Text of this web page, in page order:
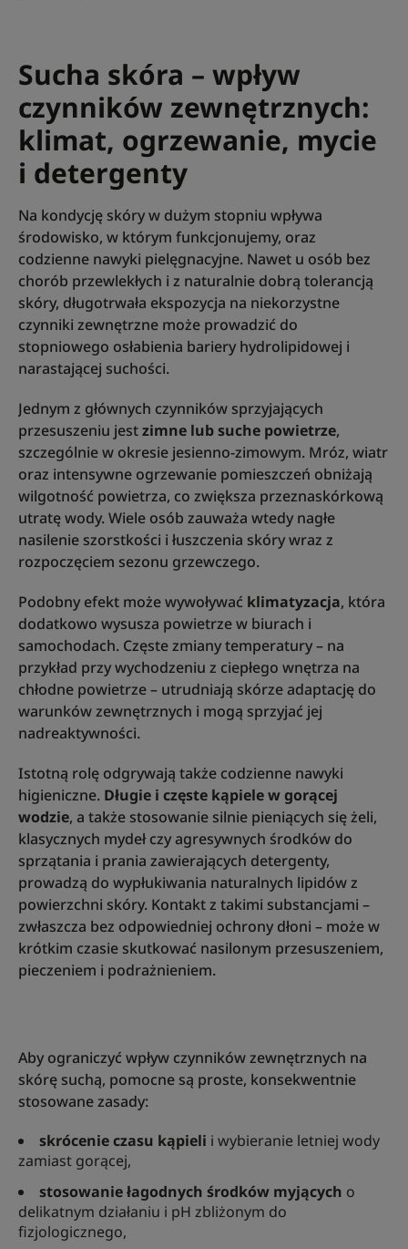
Sucha skóra – wpływ
czynników zewnętrznych:
klimat, ogrzewanie, mycie
i detergenty
Na kondycję skóry w dużym stopniu wpływa
środowisko, w którym funkcjonujemy, oraz
codzienne nawyki pielęgnacyjne. Nawet u osób bez
chorób przewlekłych i z naturalnie dobrą tolerancją
skóry, długotrwała ekspozycja na niekorzystne
czynniki zewnętrzne może prowadzić do
stopniowego osłabienia bariery hydrolipidowej i
narastającej suchości.
Jednym z głównych czynników sprzyjających
przesuszeniu jestzimne lub suche powietrze,
szczególnie w okresie jesienno‑zimowym. Mróz, wiatr
oraz intensywne ogrzewanie pomieszczeń obniżają
wilgotność powietrza, co zwiększa przeznaskórkową
utratę wody. Wiele osób zauważa wtedy nagłe
nasilenie szorstkości i łuszczenia skóry wraz z
rozpoczęciem sezonu grzewczego.
Podobny efekt może wywoływać klimatyzacja, która
dodatkowo wysusza powietrze w biurach i
samochodach. Częste zmiany temperatury – na
przykład przy wychodzeniu z ciepłego wnętrza na
chłodne powietrze – utrudniają skórze adaptację do
warunków zewnętrznych i mogą sprzyjać jej
nadreaktywności.
Istotną rolę odgrywają także codzienne nawyki
higieniczne. Długie i częste kąpiele w gorącej
wodzie, a także stosowanie silnie pieniących się żeli,
klasycznych mydeł czy agresywnych środków do
sprzątania i prania zawierających detergenty,
prowadzą do wypłukiwania naturalnych lipidów z
powierzchni skóry. Kontakt z takimi substancjami –
zwłaszcza bez odpowiedniej ochrony dłoni – może w
krótkim czasie skutkować nasilonym przesuszeniem,
pieczeniem i podrażnieniem.
Aby ograniczyć wpływ czynników zewnętrznych na
skórę suchą, pomocne są proste, konsekwentnie
stosowane zasady:
skrócenie czasu kąpieli i wybieranie letniej wody
zamiast gorącej,
stosowanie łagodnych środków myjących o
delikatnym działaniu i pH zbliżonym do
fizjologicznego,